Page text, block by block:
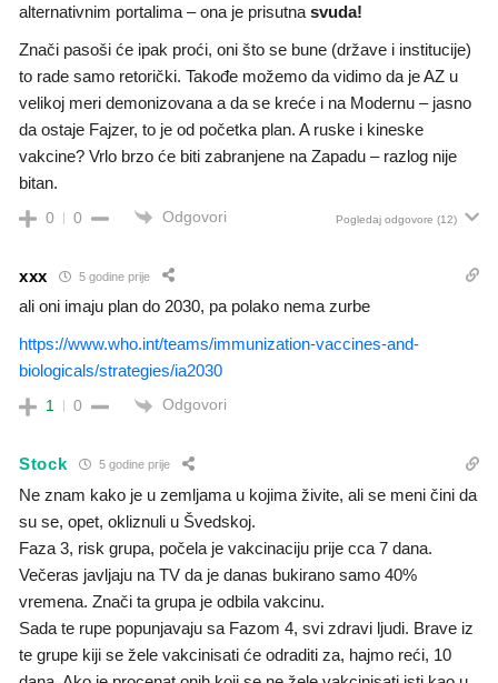
alternativnim portalima – ona je prisutna svuda!
Znači pasoši će ipak proći, oni što se bune (države i institucije)
to rade samo retorički. Takođe možemo da vidimo da je AZ u
velikoj meri demonizovana a da se kreće i na Modernu – jasno
da ostaje Fajzer, to je od početka plan. A ruske i kineske
vakcine? Vrlo brzo će biti zabranjene na Zapadu – razlog nije
bitan.
0 0 Odgovori Pogledaj odgovore (12)
xxx 5 godine prije
ali oni imaju plan do 2030, pa polako nema zurbe
https://www.who.int/teams/immunization-vaccines-and-
biologicals/strategies/ia2030
1 0 Odgovori
Stock 5 godine prije
Ne znam kako je u zemljama u kojima živite, ali se meni čini da
su se, opet, okliznuli u Švedskoj.
Faza 3, risk grupa, počela je vakcinaciju prije cca 7 dana.
Večeras javljaju na TV da je danas bukirano samo 40%
vremena. Znači ta grupa je odbila vakcinu.
Sada te rupe popunjavaju sa Fazom 4, svi zdravi ljudi. Brave iz
te grupe kiji se žele vakcinisati će odraditi za, hajmo reći, 10